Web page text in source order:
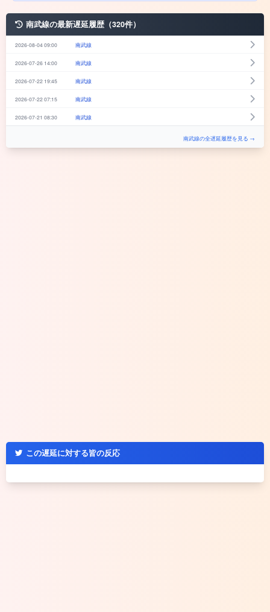
南武線の最新遅延履歴（320件）
2026-08-04 09:00 南武線
2026-07-26 14:00 南武線
2026-07-22 19:45 南武線
2026-07-22 07:15 南武線
2026-07-21 08:30 南武線
南武線の全遅延履歴を見る →
この遅延に対する皆の反応